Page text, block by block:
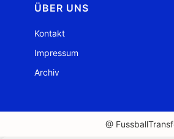
ÜBER UNS
Kontakt
Impressum
Archiv
@